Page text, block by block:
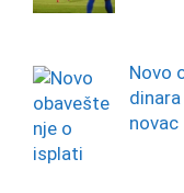
Novo
novac